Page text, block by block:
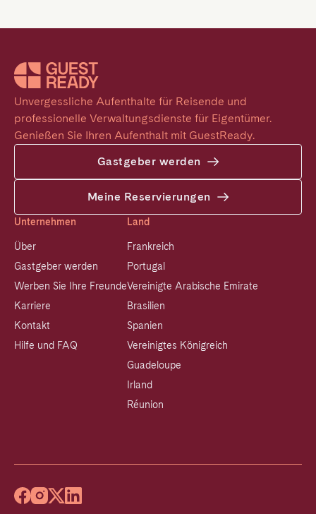
Unvergessliche Aufenthalte für Reisende und
professionelle Verwaltungsdienste für Eigentümer.
Genießen Sie Ihren Aufenthalt mit GuestReady.
Gastgeber werden
Meine Reservierungen
Unternehmen
Über
Gastgeber werden
Werben Sie Ihre Freunde
Karriere
Kontakt
Hilfe und FAQ
Land
Frankreich
Portugal
Vereinigte Arabische Emirate
Brasilien
Spanien
Vereinigtes Königreich
Guadeloupe
Irland
Réunion